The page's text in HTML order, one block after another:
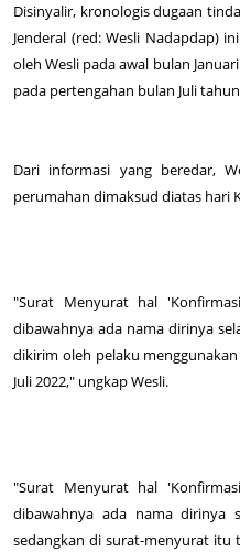
Disinyalir, kronologis dugaan
Jenderal (red: Wesli Nadapdap)
oleh Wesli pada awal bulan
pada pertengahan bulan Juli
Dari informasi yang beredar,
perumahan dimaksud diatas hari
"Surat Menyurat hal
dibawahnya ada nama dirinya
dikirim oleh pelaku
Juli 2022," ungkap Wesli.
"Surat Menyurat hal
dibawahnya ada nama dirinya
sedangkan di surat-menyurat itu